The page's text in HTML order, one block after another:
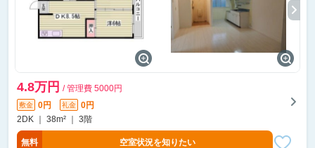
4.8万円 / 管理費 5000円
敷金 0円 礼金
0円
2DK ｜ 38m² ｜ 3階
無料 空室状況を知りたい